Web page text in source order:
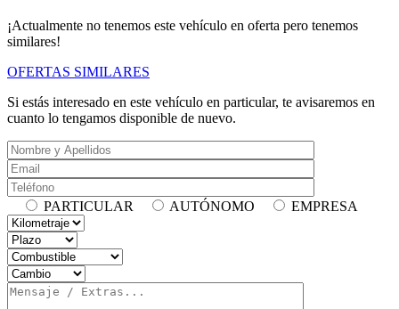
¡Actualmente no tenemos este vehículo en oferta pero tenemos
similares!
OFERTAS SIMILARES
Si estás interesado en este vehículo en particular, te avisaremos en
cuanto lo tengamos disponible de nuevo.
PARTICULAR AUTÓNOMO EMPRESA